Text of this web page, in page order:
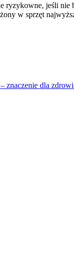
ryzykowne, jeśli
w sprzęt
znaczenie dla